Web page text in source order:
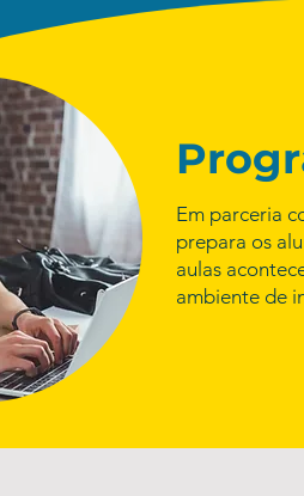
Em parceria
prepara os
aulas
ambiente de